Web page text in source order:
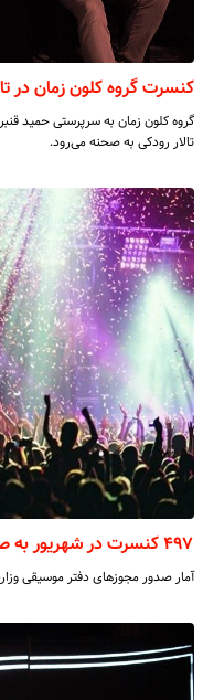
کنسرت گروه کلون زمان در
گروه کلون زمان به سرپرستی حمید
تالار رودکی به صحنه می‌رود.
۴۹۷ کنسرت در شهریور به صحنه رفت
آمار صدور مجوزهای دفتر موسیقی وزارت